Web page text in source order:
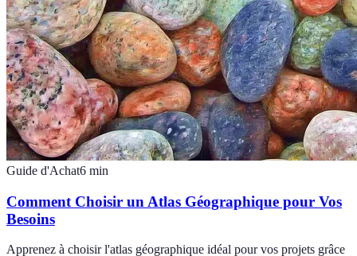
Guide d'Achat6 min
Comment Choisir un Atlas Géographique pour Vos
Besoins
Apprenez à choisir l'atlas géographique idéal pour vos projets grâce